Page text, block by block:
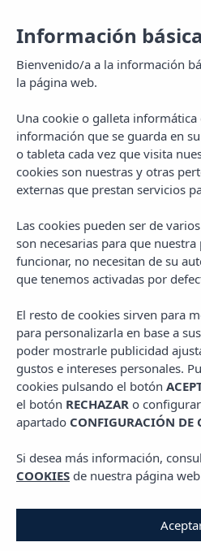
MENU
PLANES EN
Las Mejores
Verano:
14 JULIO,
Información
Bienvenido/a a la información
la página web.
Una cookie o galleta
información que se guarda en
o tableta cada vez que visita
cookies son nuestras y otras
externas que prestan servicios
Las cookies pueden ser de
son necesarias para que
funcionar, no necesitan de su
que tenemos activadas por
El resto de cookies sirven para
para personalizarla en base a
poder mostrarle publicidad
gustos e intereses personales.
cookies pulsando el botón
el botón RECHAZAR o
apartado CONFIGURACIÓN DE
Si desea más información,
COOKIES de nuestra página